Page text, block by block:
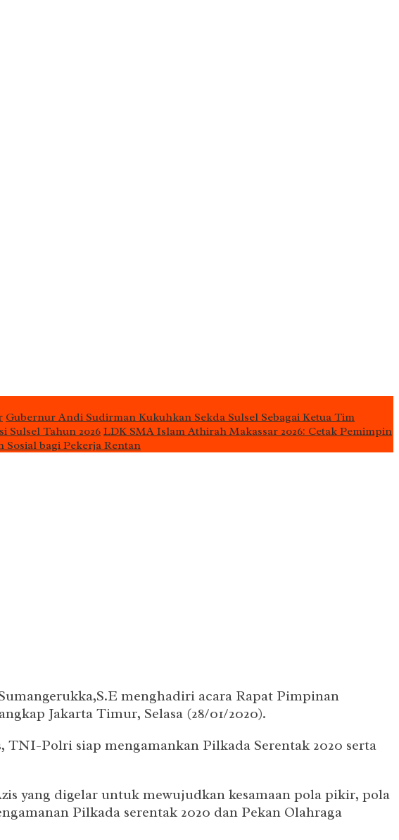
Gubernur Andi Sudirman Kukuhkan Sekda Sulsel Sebagai Ketua Tim
Sulsel Tahun 2026 LDK SMA Islam Athirah Makassar 2026: Cetak Pemimpin
Sosial bagi Pekerja Rentan
menghadiri acara Rapat Pimpinan
Jakarta Timur, Selasa (28/01/2020).
Polri siap mengamankan Pilkada Serentak 2020 serta
yang digelar untuk mewujudkan kesamaan pola pikir, pola
Pilkada serentak 2020 dan Pekan Olahraga